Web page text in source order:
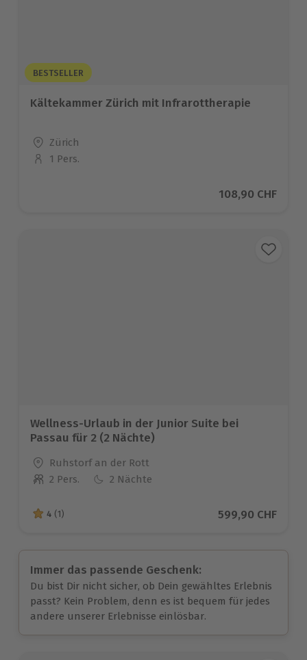
BESTSELLER
Kältekammer Zürich mit Infrarottherapie
Standort
Zürich
Anzahl der Teilnehmer
1 Pers.
Aktueller Preis
108,90 CHF
Wellness-Urlaub in der Junior Suite bei
Passau für 2 (2 Nächte)
Standort
Ruhstorf an der Rott
Anzahl der Teilnehmer
2 Pers. 2 Nächte
4 von 5 Sternen basierend auf 1 Bewertungen
4 (1) Aktueller Preis
599,90 CHF
Immer das passende Geschenk:
Du bist Dir nicht sicher, ob Dein gewähltes Erlebnis
passt? Kein Problem, denn es ist bequem für jedes
andere unserer Erlebnisse einlösbar.